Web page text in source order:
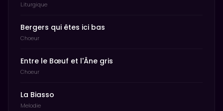
Liturgique
Bergers qui êtes ici bas
Choeur
Entre le Bœuf et l'Âne gris
Choeur
La Biasso
Melodie